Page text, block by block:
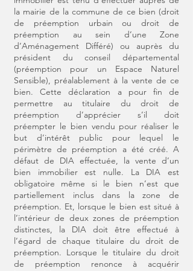
la mairie de la commune de ce bien (droit
de préemption urbain ou droit de
préemption au sein d’une Zone
d’Aménagement Différé) ou auprès du
président du conseil départemental
(préemption pour un Espace Naturel
Sensible), préalablement à la vente de ce
bien. Cette déclaration a pour fin de
permettre au titulaire du droit de
préemption d’apprécier s’il doit
préempter le bien vendu pour réaliser le
but d’intérêt public pour lequel le
périmètre de préemption a été créé. A
défaut de DIA effectuée, la vente d’un
bien immobilier est nulle. La DIA est
obligatoire même si le bien n’est que
partiellement inclus dans la zone de
préemption. Et, lorsque le bien est situé à
l’intérieur de deux zones de préemption
distinctes, la DIA doit être effectué à
l’égard de chaque titulaire du droit de
préemption. Lorsque le titulaire du droit
de préemption renonce à acquérir